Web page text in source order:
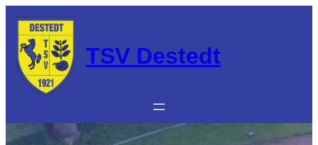
Inhalt
springen
TSV Destedt